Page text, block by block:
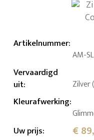
Artikelnummer:
AM-
Vervaardigd
uit: Zilver
Kleurafwerking:
Uw prijs: €